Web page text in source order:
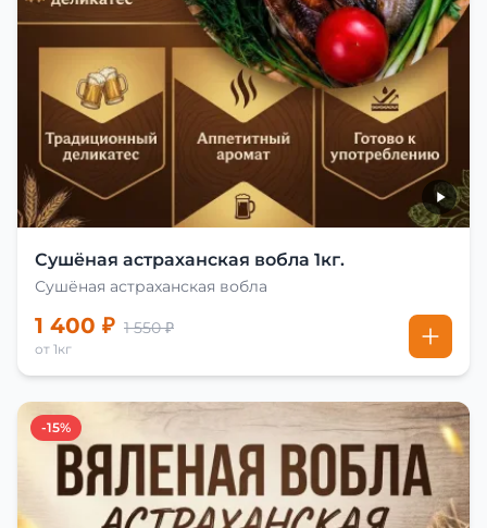
Сушёная астраханская вобла 1кг.
Сушёная астраханская вобла
1 400 ₽ 1 550 ₽
от 1кг
-15%